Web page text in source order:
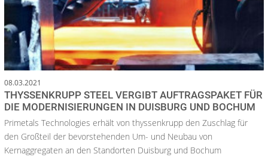
08.03.2021
THYSSENKRUPP STEEL VERGIBT AUFTRAGSPAKET FÜR
DIE MODERNISIERUNGEN IN DUISBURG UND BOCHUM
Primetals Technologies erhält von thyssenkrupp den Zuschlag für
den Großteil der bevorstehenden Um- und Neubau von
Kernaggregaten an den Standorten Duisburg und Bochum